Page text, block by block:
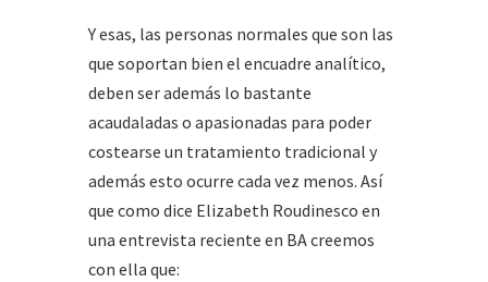
Y esas, las personas normales que son las
que soportan bien el encuadre analítico,
deben ser además lo bastante
acaudaladas o apasionadas para poder
costearse un tratamiento tradicional y
además esto ocurre cada vez menos. Así
que como dice Elizabeth Roudinesco en
una entrevista reciente en BA creemos
con ella que: